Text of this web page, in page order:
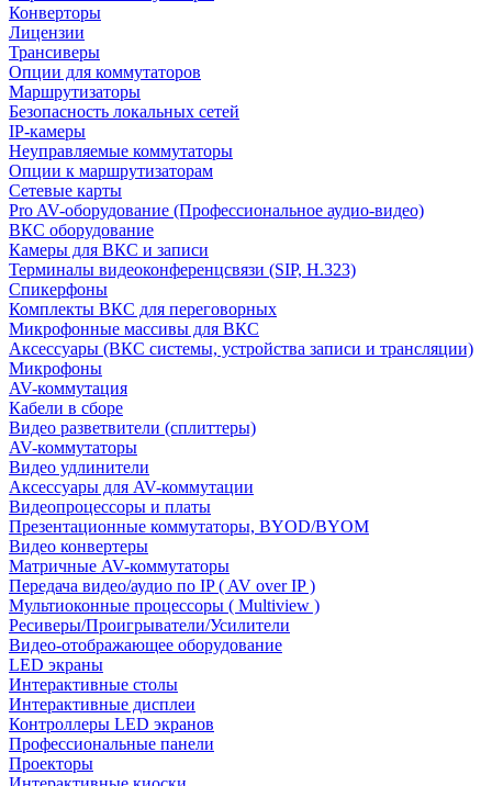
Конверторы
Лицензии
Трансиверы
Опции для коммутаторов
Маршрутизаторы
Безопасность локальных сетей
IP-камеры
Неуправляемые коммутаторы
Опции к маршрутизаторам
Сетевые карты
Pro AV-оборудование (Профессиональное аудио-видео)
ВКС оборудование
Камеры для ВКС и записи
Терминалы видеоконференцсвязи (SIP, H.323)
Спикерфоны
Комплекты ВКС для переговорных
Микрофонные массивы для ВКС
Аксессуары (ВКС системы, устройства записи и трансляции)
Микрофоны
AV-коммутация
Кабели в сборе
Видео разветвители (сплиттеры)
AV-коммутаторы
Видео удлинители
Аксессуары для AV-коммутации
Видеопроцессоры и платы
Презентационные коммутаторы, BYOD/BYOM
Видео конвертеры
Матричные AV-коммутаторы
Передача видео/аудио по IP ( AV over IP )
Мультиоконные процессоры ( Multiview )
Ресиверы/Проигрыватели/Усилители
Видео-отображающее оборудование
LED экраны
Интерактивные столы
Интерактивные дисплеи
Контроллеры LED экранов
Профессиональные панели
Проекторы